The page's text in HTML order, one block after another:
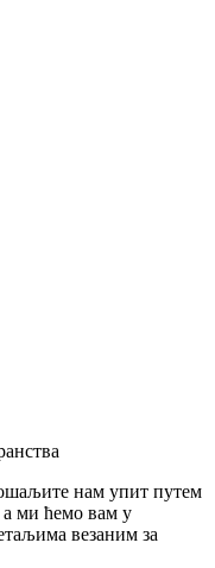
нам упит путем
ми ћемо вам у
везаним за